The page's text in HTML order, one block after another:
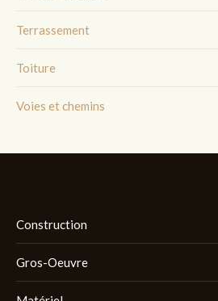
Terrassement
Toiture
Voies et chemins
Construction
Gros-Oeuvre